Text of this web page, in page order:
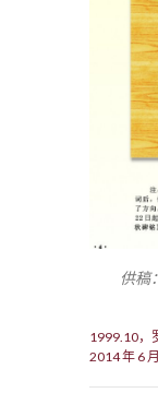
供稿
1999.10，
2014 年 6